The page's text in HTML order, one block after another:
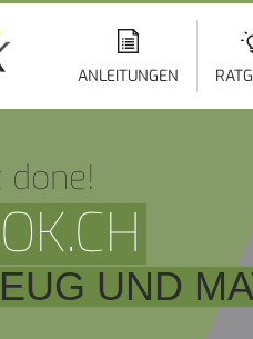
ANLEITUNGEN
done!
UND